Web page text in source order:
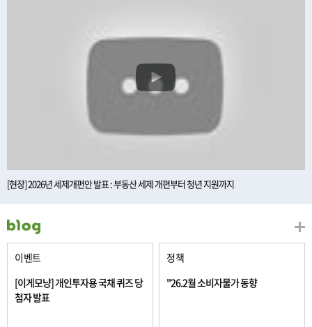
[현장] 2026년 세제개편안 발표 : 부동산 세제 개편부터 청년 지원까지
이벤트
[이게모냥] 개인투자용 국채 퀴즈 당
첨자 발표
정책
"26.2월 소비자물가 동향